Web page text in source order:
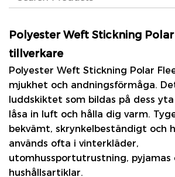
Polyester Weft Stickning
tillverkare
Polyester Weft Stickning Polar
mjukhet och andningsförmåga.
luddskiktet som bildas på dess
låsa in luft och hålla dig varm.
bekvämt, skrynkelbeständigt och
används ofta i vinterkläder,
utomhussportutrustning, pyjamas
hushållsartiklar.